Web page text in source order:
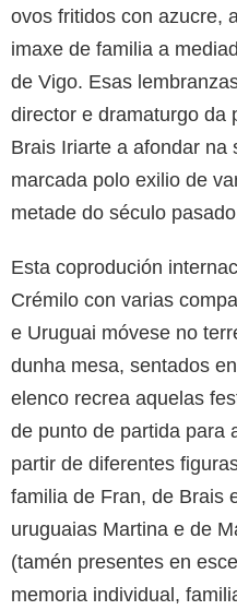
ovos fritidos con azucre,
imaxe de familia a
de Vigo. Esas
director e dramaturgo da
Brais Iriarte a afondar na
marcada polo exilio de
metade do século
Esta coprodución
Crémilo con varias
e Uruguai móvese no
dunha mesa, sentados
elenco recrea aquelas
de punto de partida para
partir de diferentes
familia de Fran, de Brais
uruguaias Martina e de
(tamén presentes en
memoria individual,